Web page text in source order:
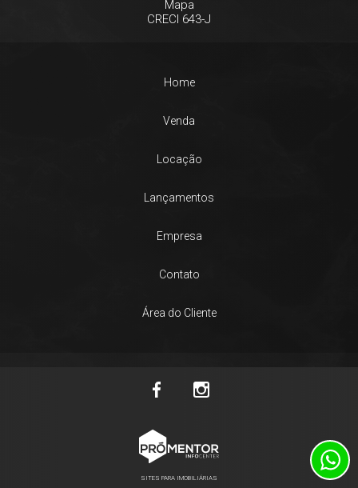
Mapa
CRECI 643-J
Home
Venda
Locação
Lançamentos
Empresa
Contato
Área do Cliente
SITES PARA IMOBILIÁRIAS